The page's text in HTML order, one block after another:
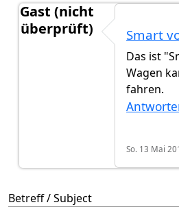
Gast (nicht
überprüft)
Toyota IQvon
Smart
Das ist
Wagen
fahren.
So. 13 Mai
Betreff / Subject